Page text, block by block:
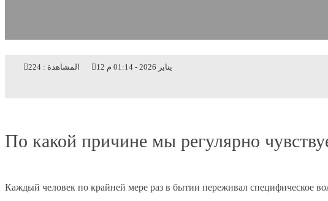
المشاهدة : 224 12 يناير 2026 - 01:14 م
По какой причине мы регулярно
Каждый человек по крайней мере раз в бытии переживал специфическое